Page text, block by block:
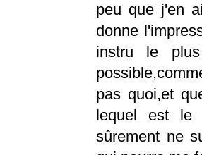
peu que j'en
donne
instru le
pas quoi,et
lequel est le
sûrement ne